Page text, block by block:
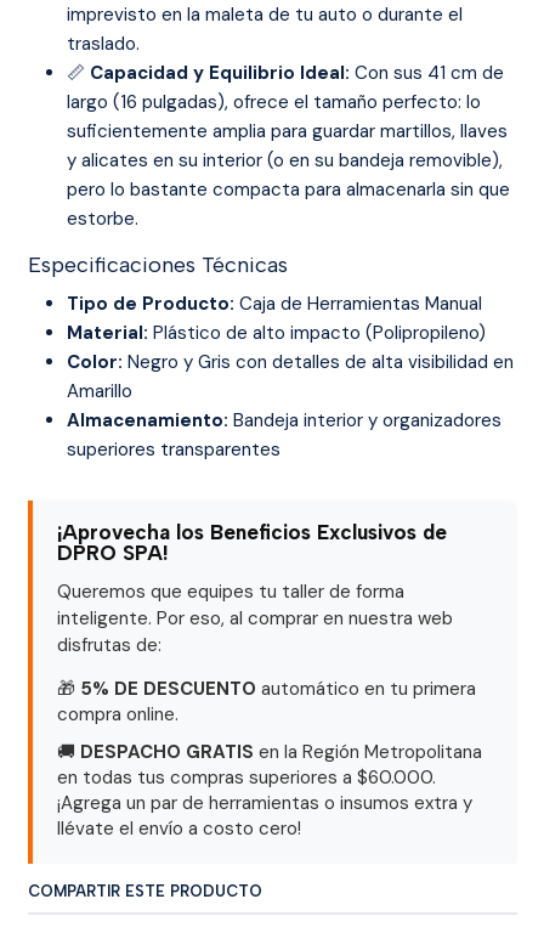
imprevisto en la maleta de tu auto o durante el
traslado.
📏 Capacidad y Equilibrio Ideal: Con sus 41 cm de
largo (16 pulgadas), ofrece el tamaño perfecto: lo
suficientemente amplia para guardar martillos, llaves
y alicates en su interior (o en su bandeja removible),
pero lo bastante compacta para almacenarla sin que
estorbe.
Especificaciones Técnicas
Tipo de Producto: Caja de Herramientas Manual
Material: Plástico de alto impacto (Polipropileno)
Color: Negro y Gris con detalles de alta visibilidad en
Amarillo
Almacenamiento: Bandeja interior y organizadores
superiores transparentes
¡Aprovecha los Beneficios Exclusivos de
DPRO SPA!
Queremos que equipes tu taller de forma
inteligente. Por eso, al comprar en nuestra web
disfrutas de:
🎁 5% DE DESCUENTO automático en tu primera
compra online.
🚚 DESPACHO GRATIS en la Región Metropolitana
en todas tus compras superiores a $60.000.
¡Agrega un par de herramientas o insumos extra y
llévate el envío a costo cero!
COMPARTIR ESTE PRODUCTO